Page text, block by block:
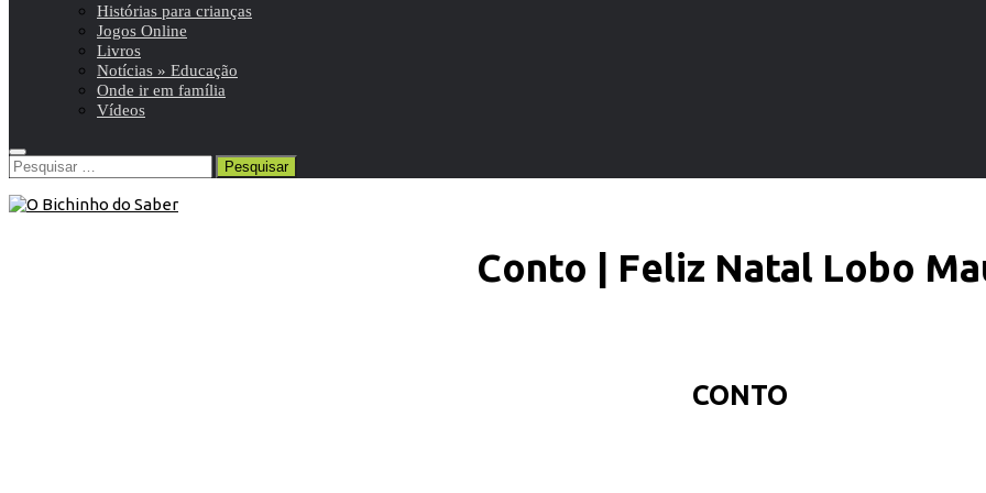
Histórias para crianças
Jogos Online
Livros
Notícias » Educação
Onde ir em família
Vídeos
Pesquisar
por:
Conto | Feliz Natal Lobo
CONTO